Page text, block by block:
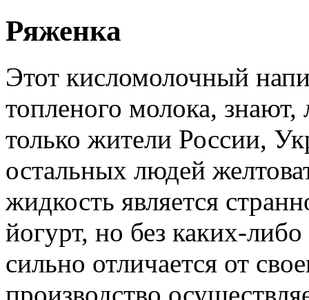
Ряженка
Этот кисломолочный
топленого молока,
только жители России,
остальных людей
жидкость является
йогурт, но без каких-
сильно отличается от
производство